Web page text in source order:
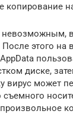
копирование
невозможным,
этого на
диске,
вирус может
съемного